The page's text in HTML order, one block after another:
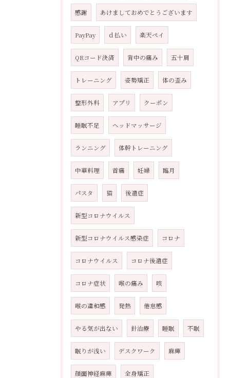
感謝 あけましておめでとうございます
PayPay ｄ払い 楽天ペイ
QRコード決済 背中の痛み 五十肩
トレーニング 姿勢矯正 体の歪み
整形外科 アプリ クーポン
睡眠不足 ヘッドマッサージ
ランニング 体幹トレーニング
中華料理 首痛 妊婦 臨月
パスタ 猫 後遺症
新型コロナウイルス
新型コロナウイルス感染症 コロナ
コロナウイルス コロナ後遺症
コロナ症状 喉の痛み 咳
喉の違和感 発熱 倦怠感
やる気が出ない 針治療 睡眠 不眠
眠りが浅い デスクワーク 麻痺
顔面神経麻痺 全身矯正